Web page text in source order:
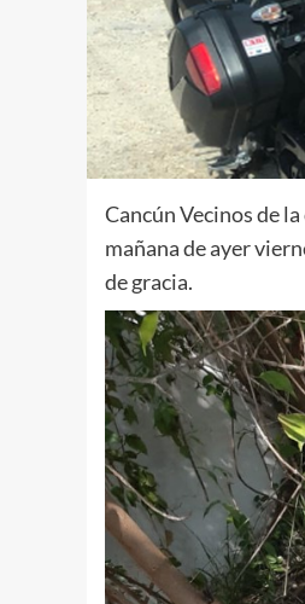
Cancún Vecinos de
mañana de ayer
de gracia.